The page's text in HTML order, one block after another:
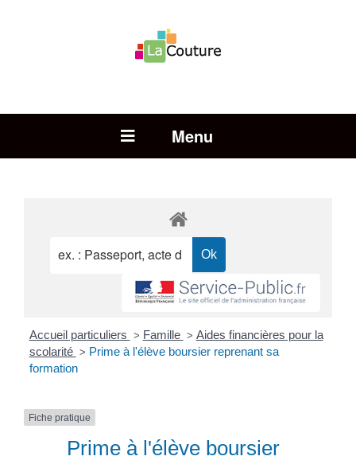
Open Menu
Accueil particuliers > Famille > Aides financières pour la
scolarité > Prime à l'élève boursier reprenant sa
formation
Fiche pratique
Prime à l'élève boursier